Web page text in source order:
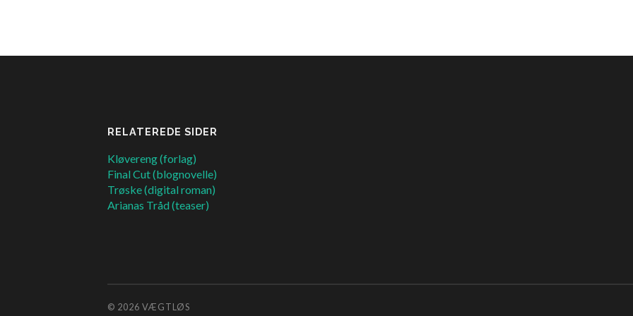
RELATEREDE SIDER
Kløvereng (forlag)
Final Cut (blognovelle)
Trøske (digital roman)
Arianas Tråd (teaser)
© 2026 VÆGTLØS